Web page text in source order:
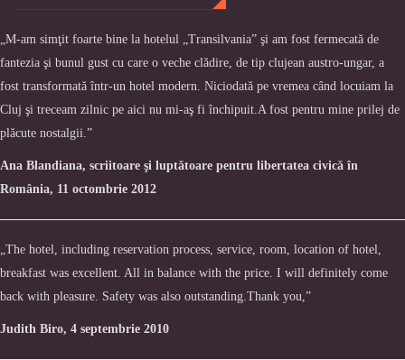
„M-am simţit foarte bine la hotelul „Transilvania” şi am fost fermecată de
fantezia şi bunul gust cu care o veche clădire, de tip clujean austro-ungar, a
fost transformată într-un hotel modern. Niciodată pe vremea când locuiam la
Cluj şi treceam zilnic pe aici nu mi-aş fi închipuit.A fost pentru mine prilej de
plăcute nostalgii.”
Ana Blandiana, scriitoare şi luptătoare pentru libertatea civică în
România, 11 octombrie 2012
„The hotel, including reservation process, service, room, location of hotel,
breakfast was excellent. All in balance with the price. I will definitely come
back with pleasure. Safety was also outstanding.Thank you,”
Judith Biro, 4 septembrie 2010